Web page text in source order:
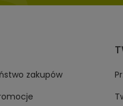
zakupów